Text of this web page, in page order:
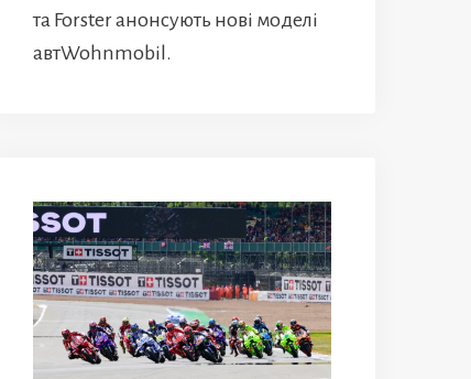
та Forster анонсують нові моделі
автWohnmobil.